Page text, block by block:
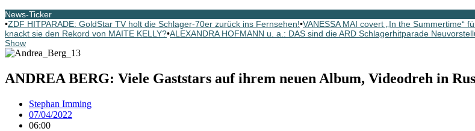
News-Ticker
•ZDF HITPARADE: GoldStar TV holt die Schlager-70er zurück ins Fernsehen!•VANESSA MAI covert „In the Summertime“
knackt sie den Rekord von MAITE KELLY?•ALEXANDRA HOFMANN u. a.: DAS sind die ARD Schlagerhitparade
Show
ANDREA BERG: Viele Gaststars auf ihrem neuen Album, Videodreh in
Stephan Imming
07/04/2022
06:00